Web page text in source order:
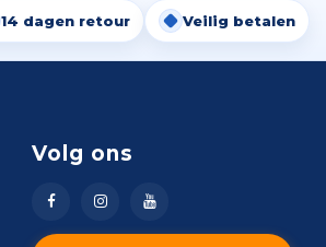
14 dagen retour Veilig betalen
Volg ons